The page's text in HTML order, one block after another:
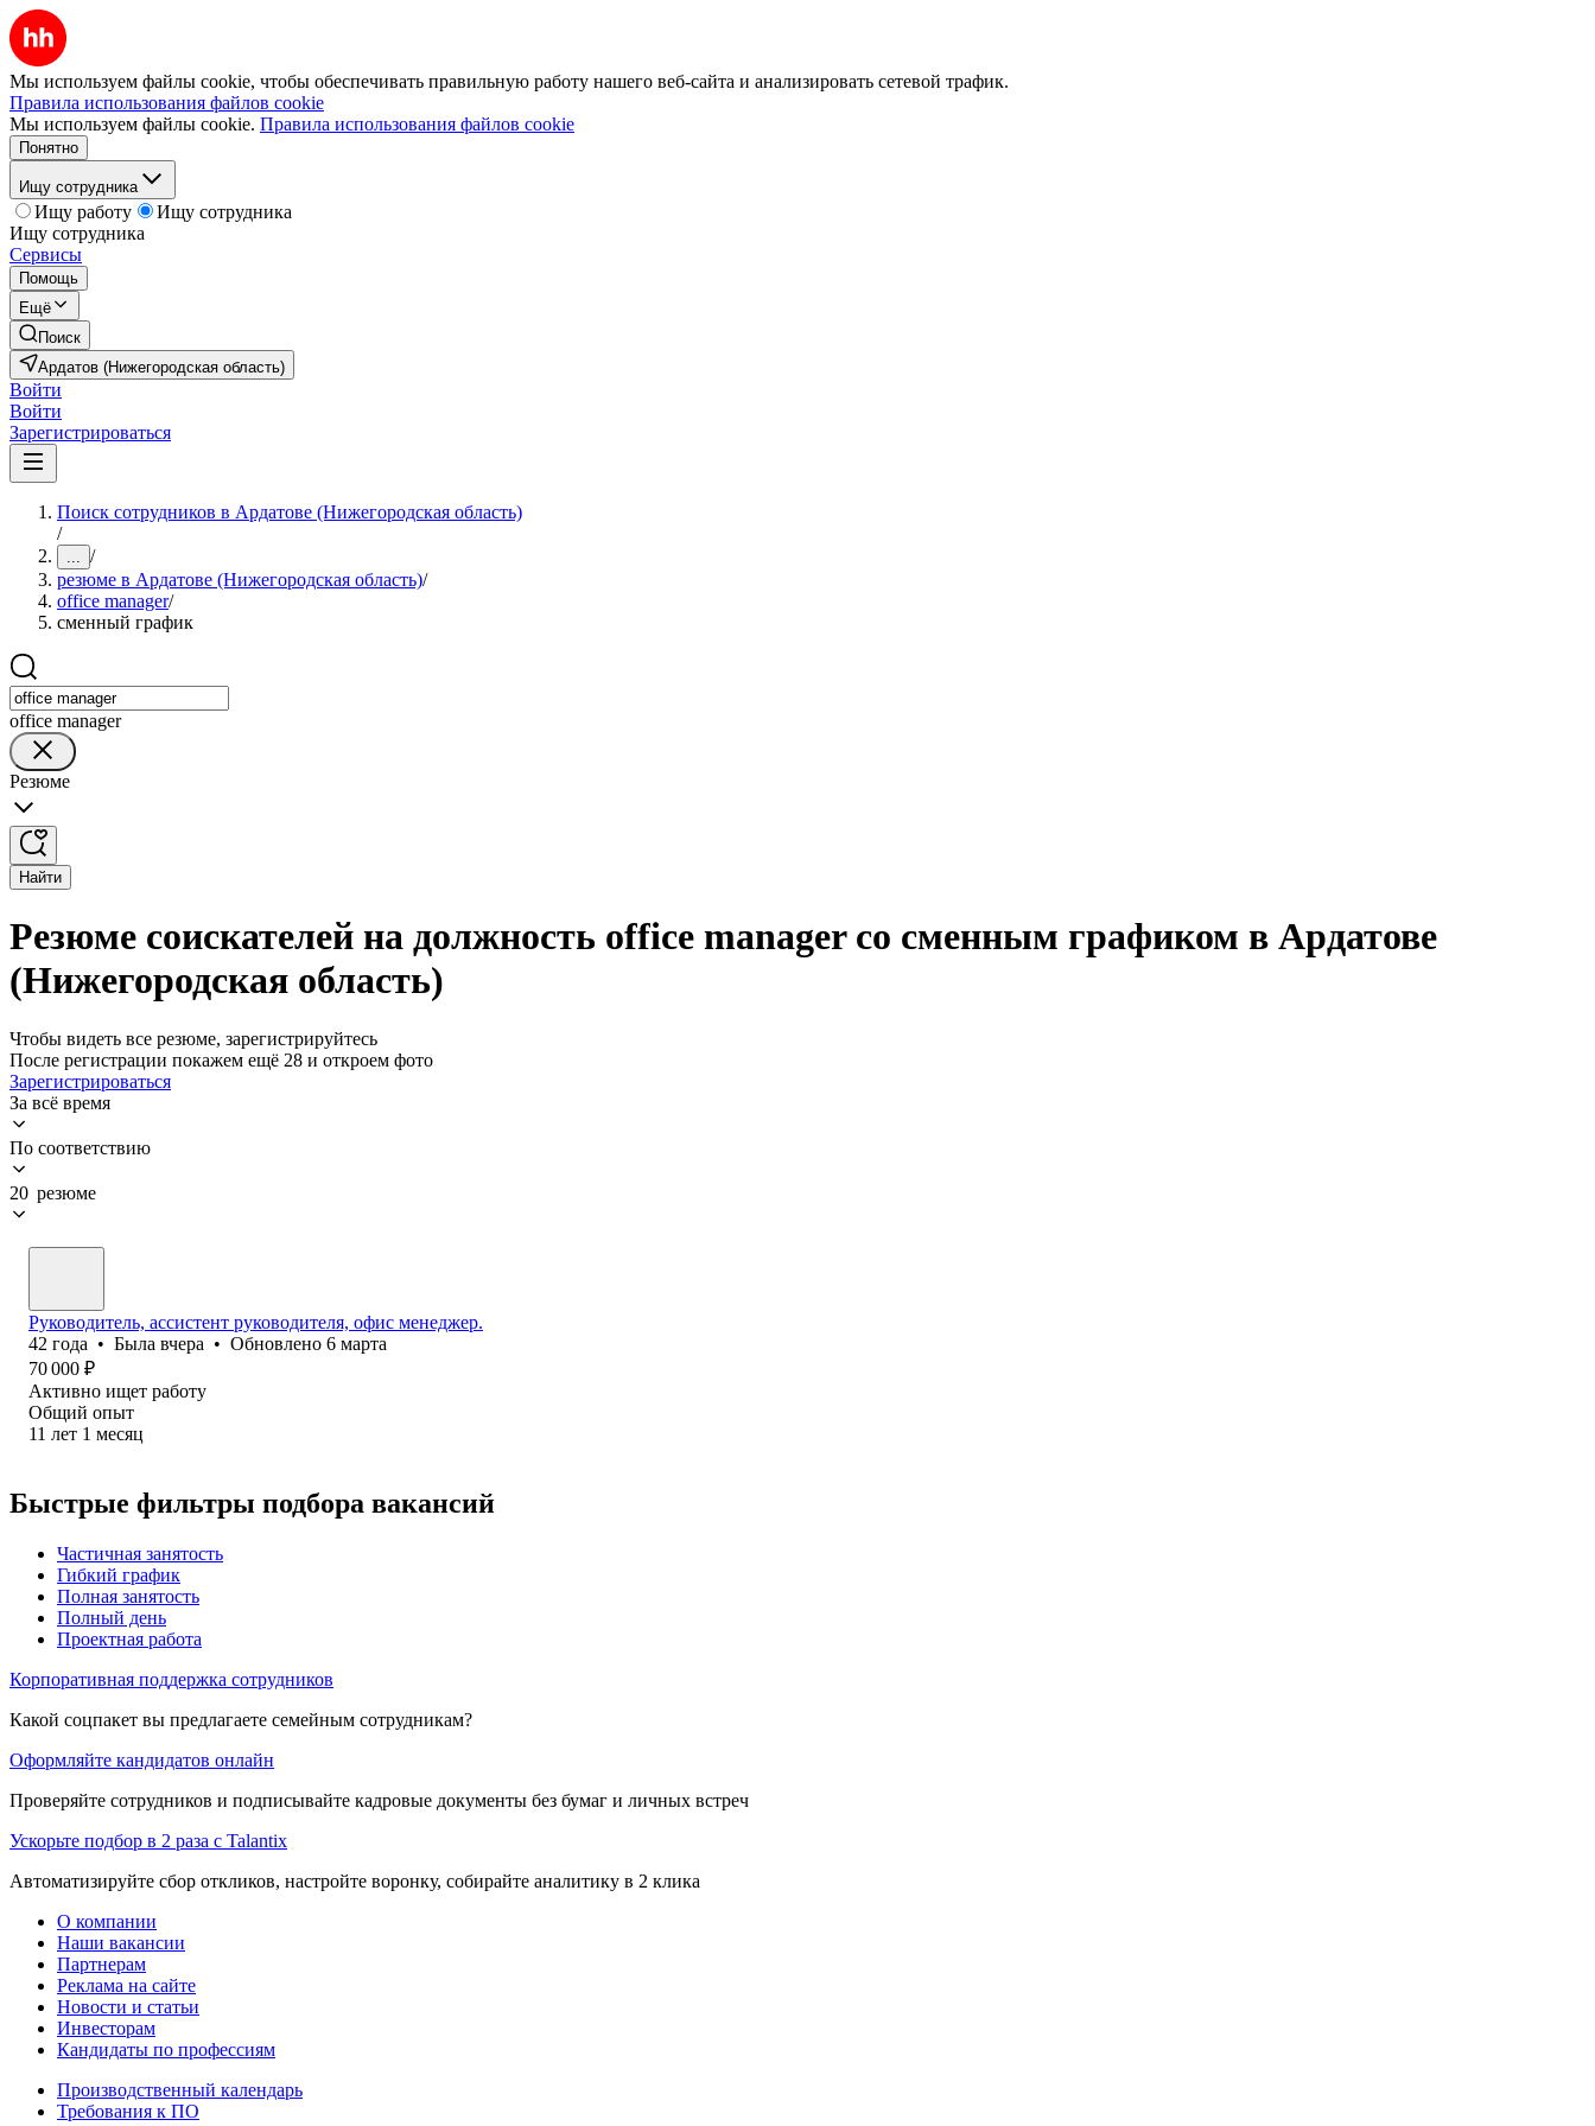
Мы используем файлы cookie, чтобы обеспечивать правильную работу нашего веб-сайта и анализировать сетевой трафик.
Правила использования файлов cookie
Мы используем файлы cookie. Правила использования файлов cookie
Понятно
Ищу сотрудника
Ищу работу
Ищу сотрудника
Ищу сотрудника
Сервисы
Помощь
Ещё
Поиск
Ардатов (Нижегородская область)
Войти
Войти
Зарегистрироваться
Поиск сотрудников в Ардатове (Нижегородская область)
/
... /
резюме в Ардатове (Нижегородская область)/
office manager/
сменный график
office manager
Резюме
Найти
Резюме соискателей на должность office manager со сменным графиком в Ардатове
(Нижегородская область)
Чтобы видеть все резюме, зарегистрируйтесь
После регистрации покажем ещё 28 и откроем фото
Зарегистрироваться
За всё время
По соответствию
20 резюме
Руководитель, ассистент руководителя, офис менеджер.
42 года • Была вчера • Обновлено 6 марта
70 000 ₽
Активно ищет работу
Общий опыт
11 лет 1 месяц
Быстрые фильтры подбора вакансий
Частичная занятость
Гибкий график
Полная занятость
Полный день
Проектная работа
Корпоративная поддержка сотрудников
Какой соцпакет вы предлагаете семейным сотрудникам?
Оформляйте кандидатов онлайн
Проверяйте сотрудников и подписывайте кадровые документы без бумаг и личных встреч
Ускорьте подбор в 2 раза с Talantix
Автоматизируйте сбор откликов, настройте воронку, собирайте аналитику в 2 клика
О компании
Наши вакансии
Партнерам
Реклама на сайте
Новости и статьи
Инвесторам
Кандидаты по профессиям
Производственный календарь
Требования к ПО